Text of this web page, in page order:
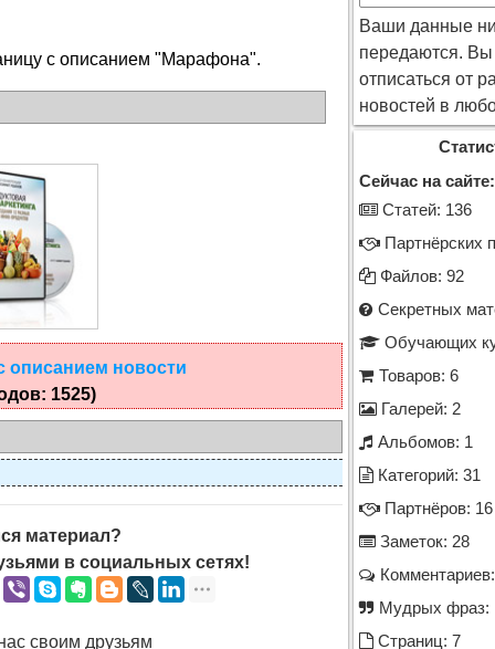
с описанием "Марафона".
описанием новости
1525)
материал?
в социальных сетях!
своим друзьям
Ваши данные
передаются.
отписаться от
новостей в
Сейчас на сайте:
Cтатей: 136
Партнёрских
Файлов: 92
Секретных
Обучающих
Товаров: 6
Галерей: 2
Альбомов: 1
Категорий: 31
Партнёров: 16
Заметок: 28
Мудрых фраз:
Страниц: 7